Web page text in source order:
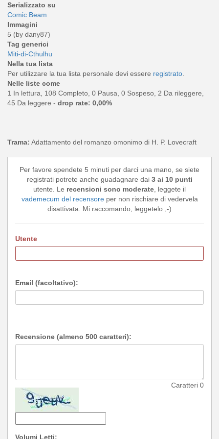
Serializzato su
Comic Beam
Immagini
5 (by dany87)
Tag generici
Miti-di-Cthulhu
Nella tua lista
Per utilizzare la tua lista personale devi essere registrato
Nelle liste come
1 In lettura, 108 Completo, 0 Pausa, 0 Sospeso, 2 Da rileggere,
45 Da leggere - drop rate: 0,00%
Trama: Adattamento del romanzo omonimo di H. P. Lovecraft
Per favore spendete 5 minuti per darci una mano, se siete
registrati potrete anche guadagnare dai 3 ai 10 punti
utente. Le recensioni sono moderate , leggete il
vademecum del recensoreper non rischiare di vedervela
disattivata. Mi raccomando, leggetelo ;-)
Utente
Email (facoltativo):
Recensione (almeno 500 caratteri):
Caratteri 0
Volumi Letti: